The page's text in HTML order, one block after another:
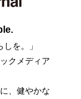
を。」
クメディア
、健やかな